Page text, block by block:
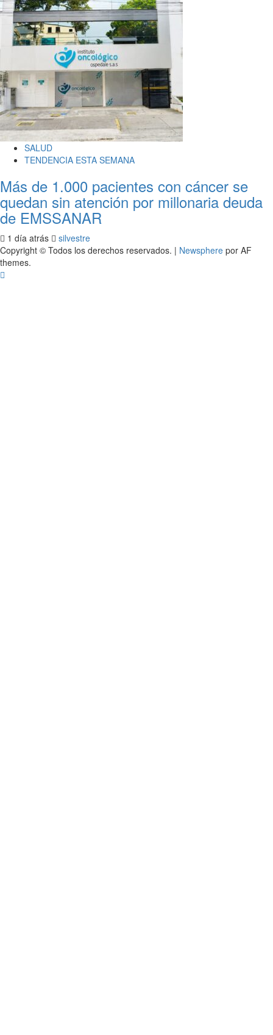
SALUD
TENDENCIA ESTA SEMANA
Más de 1.000 pacientes con cáncer se
quedan sin atención por millonaria deuda
de EMSSANAR
1 día atrás
silvestre
Copyright © Todos los derechos reservados. | Newsphere por AF
themes.